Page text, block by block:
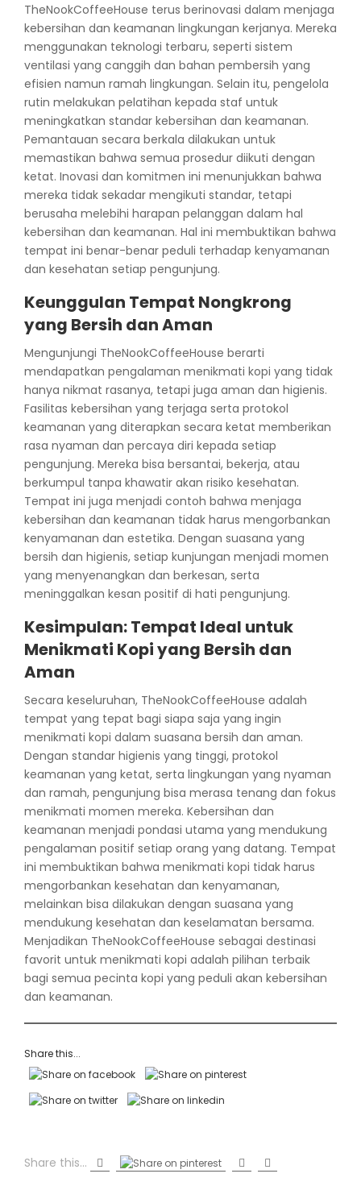
TheNookCoffeeHouse terus berinovasi dalam menjaga
kebersihan dan keamanan lingkungan kerjanya. Mereka
menggunakan teknologi terbaru, seperti sistem
ventilasi yang canggih dan bahan pembersih yang
efisien namun ramah lingkungan. Selain itu, pengelola
rutin melakukan pelatihan kepada staf untuk
meningkatkan standar kebersihan dan keamanan.
Pemantauan secara berkala dilakukan untuk
memastikan bahwa semua prosedur diikuti dengan
ketat. Inovasi dan komitmen ini menunjukkan bahwa
mereka tidak sekadar mengikuti standar, tetapi
berusaha melebihi harapan pelanggan dalam hal
kebersihan dan keamanan. Hal ini membuktikan bahwa
tempat ini benar-benar peduli terhadap kenyamanan
dan kesehatan setiap pengunjung.
Keunggulan Tempat Nongkrong
yang Bersih dan Aman
Mengunjungi TheNookCoffeeHouse berarti
mendapatkan pengalaman menikmati kopi yang tidak
hanya nikmat rasanya, tetapi juga aman dan higienis.
Fasilitas kebersihan yang terjaga serta protokol
keamanan yang diterapkan secara ketat memberikan
rasa nyaman dan percaya diri kepada setiap
pengunjung. Mereka bisa bersantai, bekerja, atau
berkumpul tanpa khawatir akan risiko kesehatan.
Tempat ini juga menjadi contoh bahwa menjaga
kebersihan dan keamanan tidak harus mengorbankan
kenyamanan dan estetika. Dengan suasana yang
bersih dan higienis, setiap kunjungan menjadi momen
yang menyenangkan dan berkesan, serta
meninggalkan kesan positif di hati pengunjung.
Kesimpulan: Tempat Ideal untuk
Menikmati Kopi yang Bersih dan
Aman
Secara keseluruhan, TheNookCoffeeHouse adalah
tempat yang tepat bagi siapa saja yang ingin
menikmati kopi dalam suasana bersih dan aman.
Dengan standar higienis yang tinggi, protokol
keamanan yang ketat, serta lingkungan yang nyaman
dan ramah, pengunjung bisa merasa tenang dan fokus
menikmati momen mereka. Kebersihan dan
keamanan menjadi pondasi utama yang mendukung
pengalaman positif setiap orang yang datang. Tempat
ini membuktikan bahwa menikmati kopi tidak harus
mengorbankan kesehatan dan kenyamanan,
melainkan bisa dilakukan dengan suasana yang
mendukung kesehatan dan keselamatan bersama.
Menjadikan TheNookCoffeeHouse sebagai destinasi
favorit untuk menikmati kopi adalah pilihan terbaik
bagi semua pecinta kopi yang peduli akan kebersihan
dan keamanan.
Share this...
Share this...